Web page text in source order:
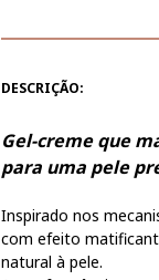
DESCRIÇÃO:
Gel-creme que
para uma pele
Inspirado nos
com efeito
natural à pele.